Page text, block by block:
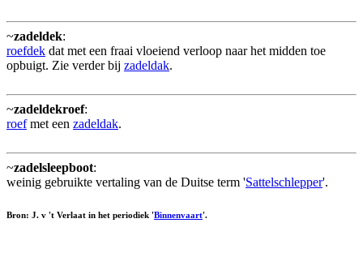
~zadeldek:
roefdek dat met een fraai vloeiend verloop naar het midden toe
opbuigt. Zie verder bij zadeldak.
~zadeldekroef:
roefmet een zadeldak.
~zadelsleepboot:
weinig gebruikte vertaling van de Duitse term 'Sattelschlepper'.
Bron: J. v 't Verlaat in het periodiek 'Binnenvaart'.